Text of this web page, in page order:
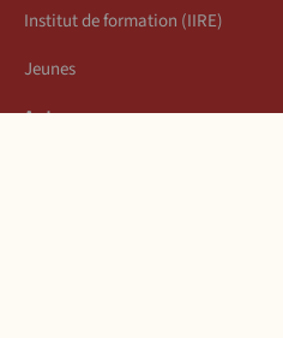
Institut de formation (IIRE)
Jeunes
Auteurs